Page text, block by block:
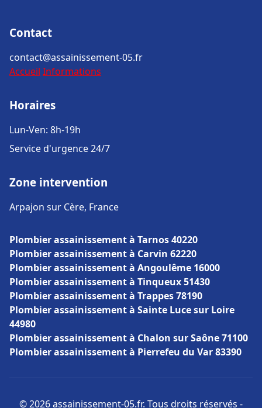
Contact
contact@assainissement-05.fr
Accueil Informations
Horaires
Lun-Ven: 8h-19h
Service d'urgence 24/7
Zone intervention
Arpajon sur Cère, France
Plombier assainissement à Tarnos 40220
Plombier assainissement à Carvin 62220
Plombier assainissement à Angoulême 16000
Plombier assainissement à Tinqueux 51430
Plombier assainissement à Trappes 78190
Plombier assainissement à Sainte Luce sur Loire
44980
Plombier assainissement à Chalon sur Saône 71100
Plombier assainissement à Pierrefeu du Var 83390
© 2026 assainissement-05.fr. Tous droits réservés -